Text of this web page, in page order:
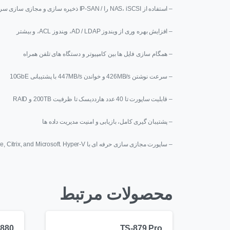
– استفاده از NAS، iSCSI را / IP-SAN ذخیره سازی و مجازی سازی سرور
– افزایش بهره وری از ویندوز AD / LDAP، ویندوز ACL، و بیشتر
– همگام سازی فایل ها بین کامپیوتر و دستگاه های تلفن همراه
– سرعت نوشتن 426MB/s و خواندن 447MB/s با پشتیبانی 10GbE
– قابلیت ساپورت تا 40 عدد هارددیسک تا ظرفیت 200TB و RAID
– پشتیبان گیری کامل، بازیابی و امنیت مدیریت داده ها
– ساپورت مجازی سازی حرفه ای با VMware, Citrix, and Microsoft. Hyper-V
محصولات مرتبط
TS-879 Pro